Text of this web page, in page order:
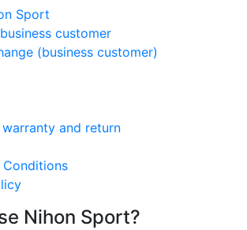
Sport
customer
(business customer)
warranty and return
Conditions
Nihon Sport?